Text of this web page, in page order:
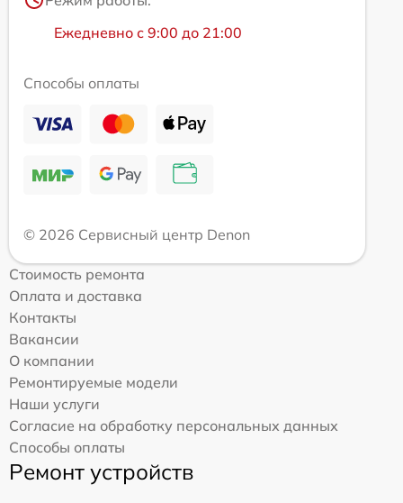
Ежедневно с 9:00 до 21:00
Способы оплаты
© 2026 Сервисный центр Denon
Стоимость ремонта
Оплата и доставка
Контакты
Вакансии
О компании
Ремонтируемые модели
Наши услуги
Согласие на обработку персональных данных
Способы оплаты
Ремонт устройств